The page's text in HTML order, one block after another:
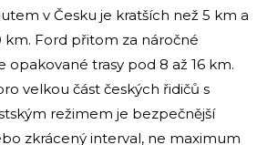
v Česku je kratších než 5 km a
km. Ford přitom za náročné
opakované trasy pod 8 až 16 km.
velkou část českých řidičů s
režimem je bezpečnější
zkrácený interval, ne maximum